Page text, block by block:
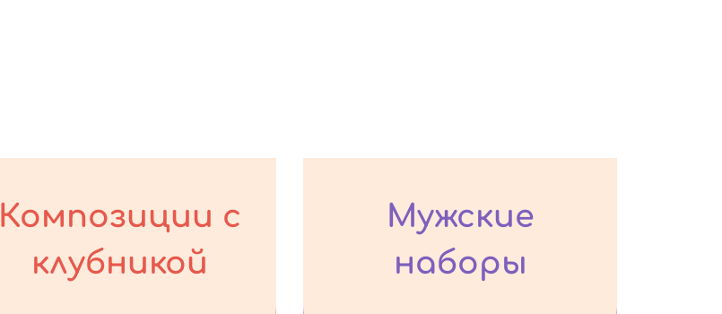
Композиции с
клубникой
Мужские
наборы